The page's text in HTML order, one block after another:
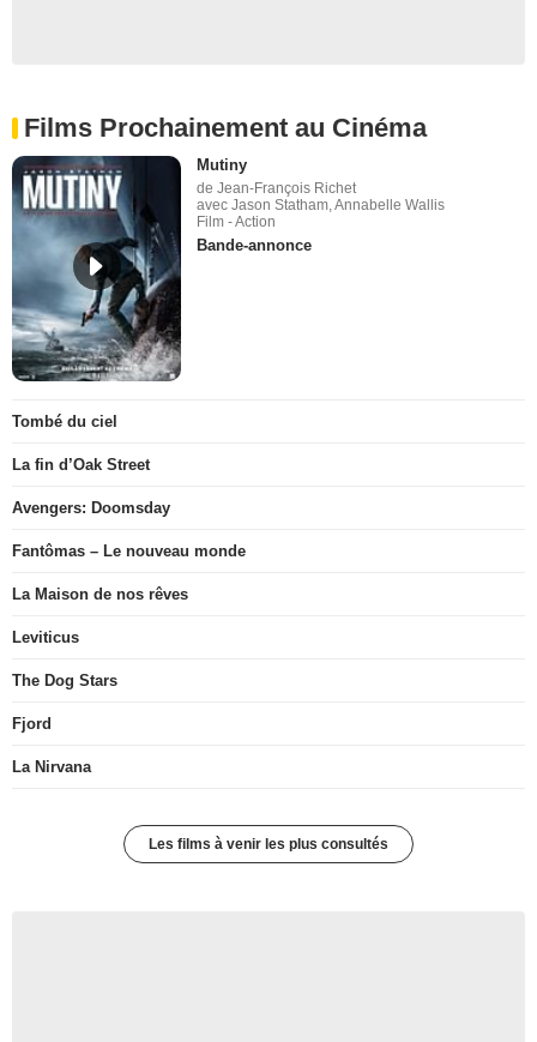
Films Prochainement au Cinéma
Mutiny
de Jean-François Richet
avec Jason Statham, Annabelle Wallis
Film - Action
Bande-annonce
Tombé du ciel
La fin d’Oak Street
Avengers: Doomsday
Fantômas – Le nouveau monde
La Maison de nos rêves
Leviticus
The Dog Stars
Fjord
La Nirvana
Les films à venir les plus consultés